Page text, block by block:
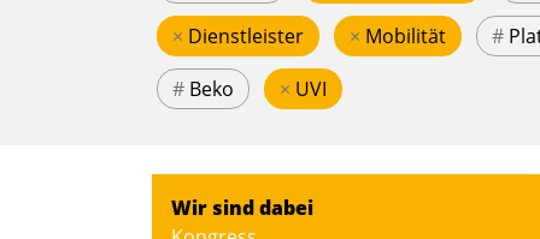
× Dienstleister × Mobilität #
# Beko × UVI
Wir sind dabei